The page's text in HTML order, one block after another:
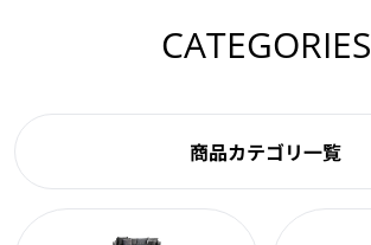
CATEGORIES
商品カテゴリ一覧